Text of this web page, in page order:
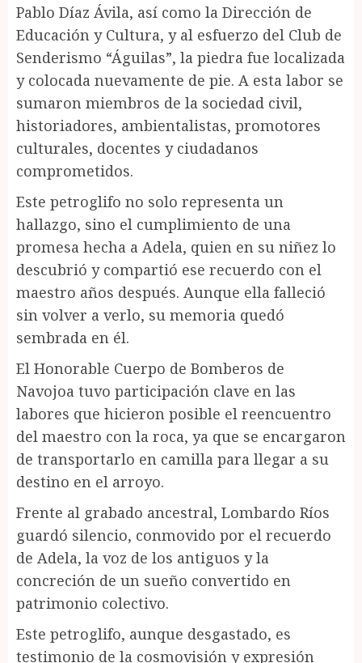
Pablo Díaz Ávila, así como la Dirección de
Educación y Cultura, y al esfuerzo del Club de
Senderismo “Águilas”, la piedra fue localizada
y colocada nuevamente de pie. A esta labor se
sumaron miembros de la sociedad civil,
historiadores, ambientalistas, promotores
culturales, docentes y ciudadanos
comprometidos.
Este petroglifo no solo representa un
hallazgo, sino el cumplimiento de una
promesa hecha a Adela, quien en su niñez lo
descubrió y compartió ese recuerdo con el
maestro años después. Aunque ella falleció
sin volver a verlo, su memoria quedó
sembrada en él.
El Honorable Cuerpo de Bomberos de
Navojoa tuvo participación clave en las
labores que hicieron posible el reencuentro
del maestro con la roca, ya que se encargaron
de transportarlo en camilla para llegar a su
destino en el arroyo.
Frente al grabado ancestral, Lombardo Ríos
guardó silencio, conmovido por el recuerdo
de Adela, la voz de los antiguos y la
concreción de un sueño convertido en
patrimonio colectivo.
Este petroglifo, aunque desgastado, es
testimonio de la cosmovisión y expresión